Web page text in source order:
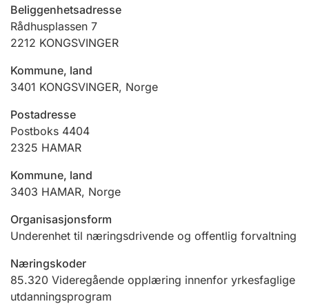
Jeger
Betaling og jegeravgiftskort
Ektepaktveileder
Offentlig sektor
Andre tema
Beliggenhetsadresse
Rådhusplassen 7
2212 KONGSVINGER
Kommune, land
3401 KONGSVINGER, Norge
Postadresse
Postboks 4404
2325 HAMAR
Kommune, land
3403 HAMAR, Norge
Organisasjonsform
Underenhet til næringsdrivende og offentlig forvaltning
Næringskoder
85.320 Videregående opplæring innenfor yrkesfaglige
utdanningsprogram